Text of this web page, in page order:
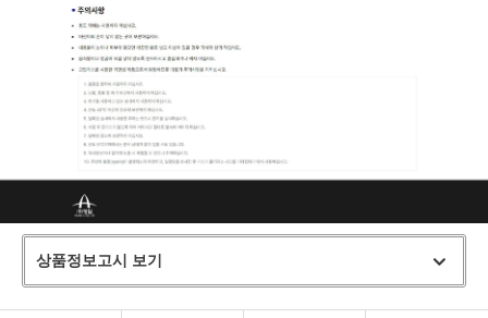
상품정보고시 보기